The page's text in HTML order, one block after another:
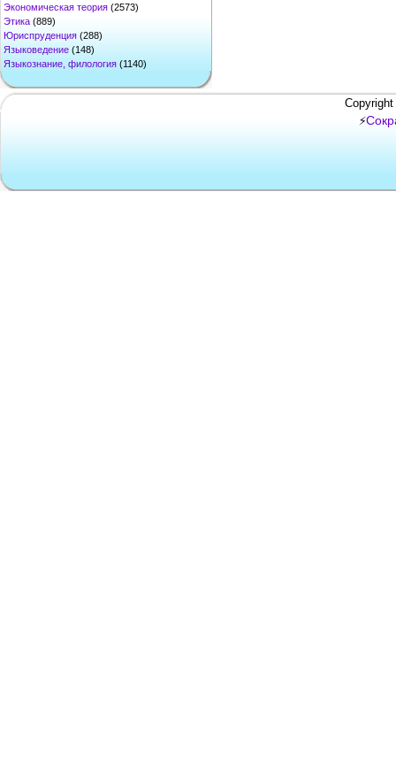
Экономическая теория (2573)
Этика (889)
Юриспруденция (288)
Языковедение (148)
Языкознание, филология (1140)
⚡